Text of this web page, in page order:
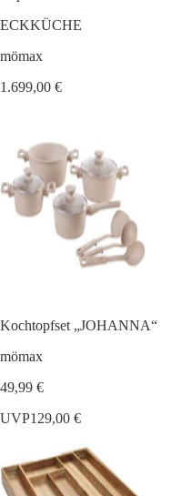
ECKKÜCHE
mömax
1.699,00 €
Kochtopfset „JOHANNA“
mömax
49,99 €
UVP129,00 €